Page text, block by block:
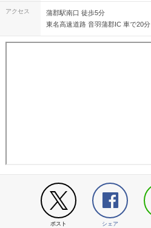
アクセス
蒲郡駅南口 徒歩5分
東名高速道路 音羽蒲郡IC 車で20分
ポスト シェア